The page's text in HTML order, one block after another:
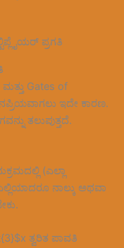
Gates of
ಇದೇ ಕಾರಣ.
ತಲುಪುತ್ತದೆ.
(ಎಲ್ಲಾ
ನಾಲ್ಕು ಅಥವಾ
ತ್ವರಿತ ಪಾವತಿ